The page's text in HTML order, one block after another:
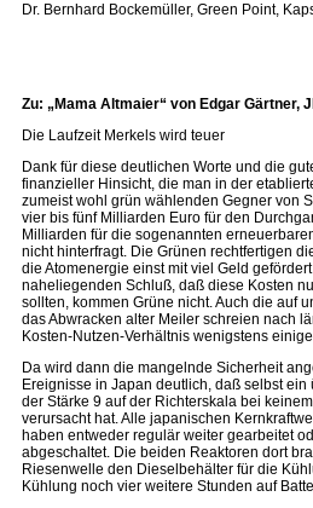
Dr. Bernhard Bockemüller, Green Point,
Zu: „Mama Altmaier“ von Edgar Gärtner,
Die Laufzeit Merkels wird teuer
Dank für diese deutlichen Worte und die
finanzieller Hinsicht, die man in der
zumeist wohl grün wählenden Gegner von
vier bis fünf Milliarden Euro für den
Milliarden für die sogenannten
nicht hinterfragt. Die Grünen rechtfertigen
die Atomenergie einst mit viel Geld
naheliegenden Schluß, daß diese Kosten
sollten, kommen Grüne nicht. Auch die auf
das Abwracken alter Meiler schreien nach
Kosten-Nutzen-Verhältnis wenigstens
Da wird dann die mangelnde Sicherheit
Ereignisse in Japan deutlich, daß selbst
der Stärke 9 auf der Richterskala bei
verursacht hat. Alle japanischen
haben entweder regulär weiter gearbeitet
abgeschaltet. Die beiden Reaktoren dort
Riesenwelle den Dieselbehälter für die
Kühlung noch vier weitere Stunden auf